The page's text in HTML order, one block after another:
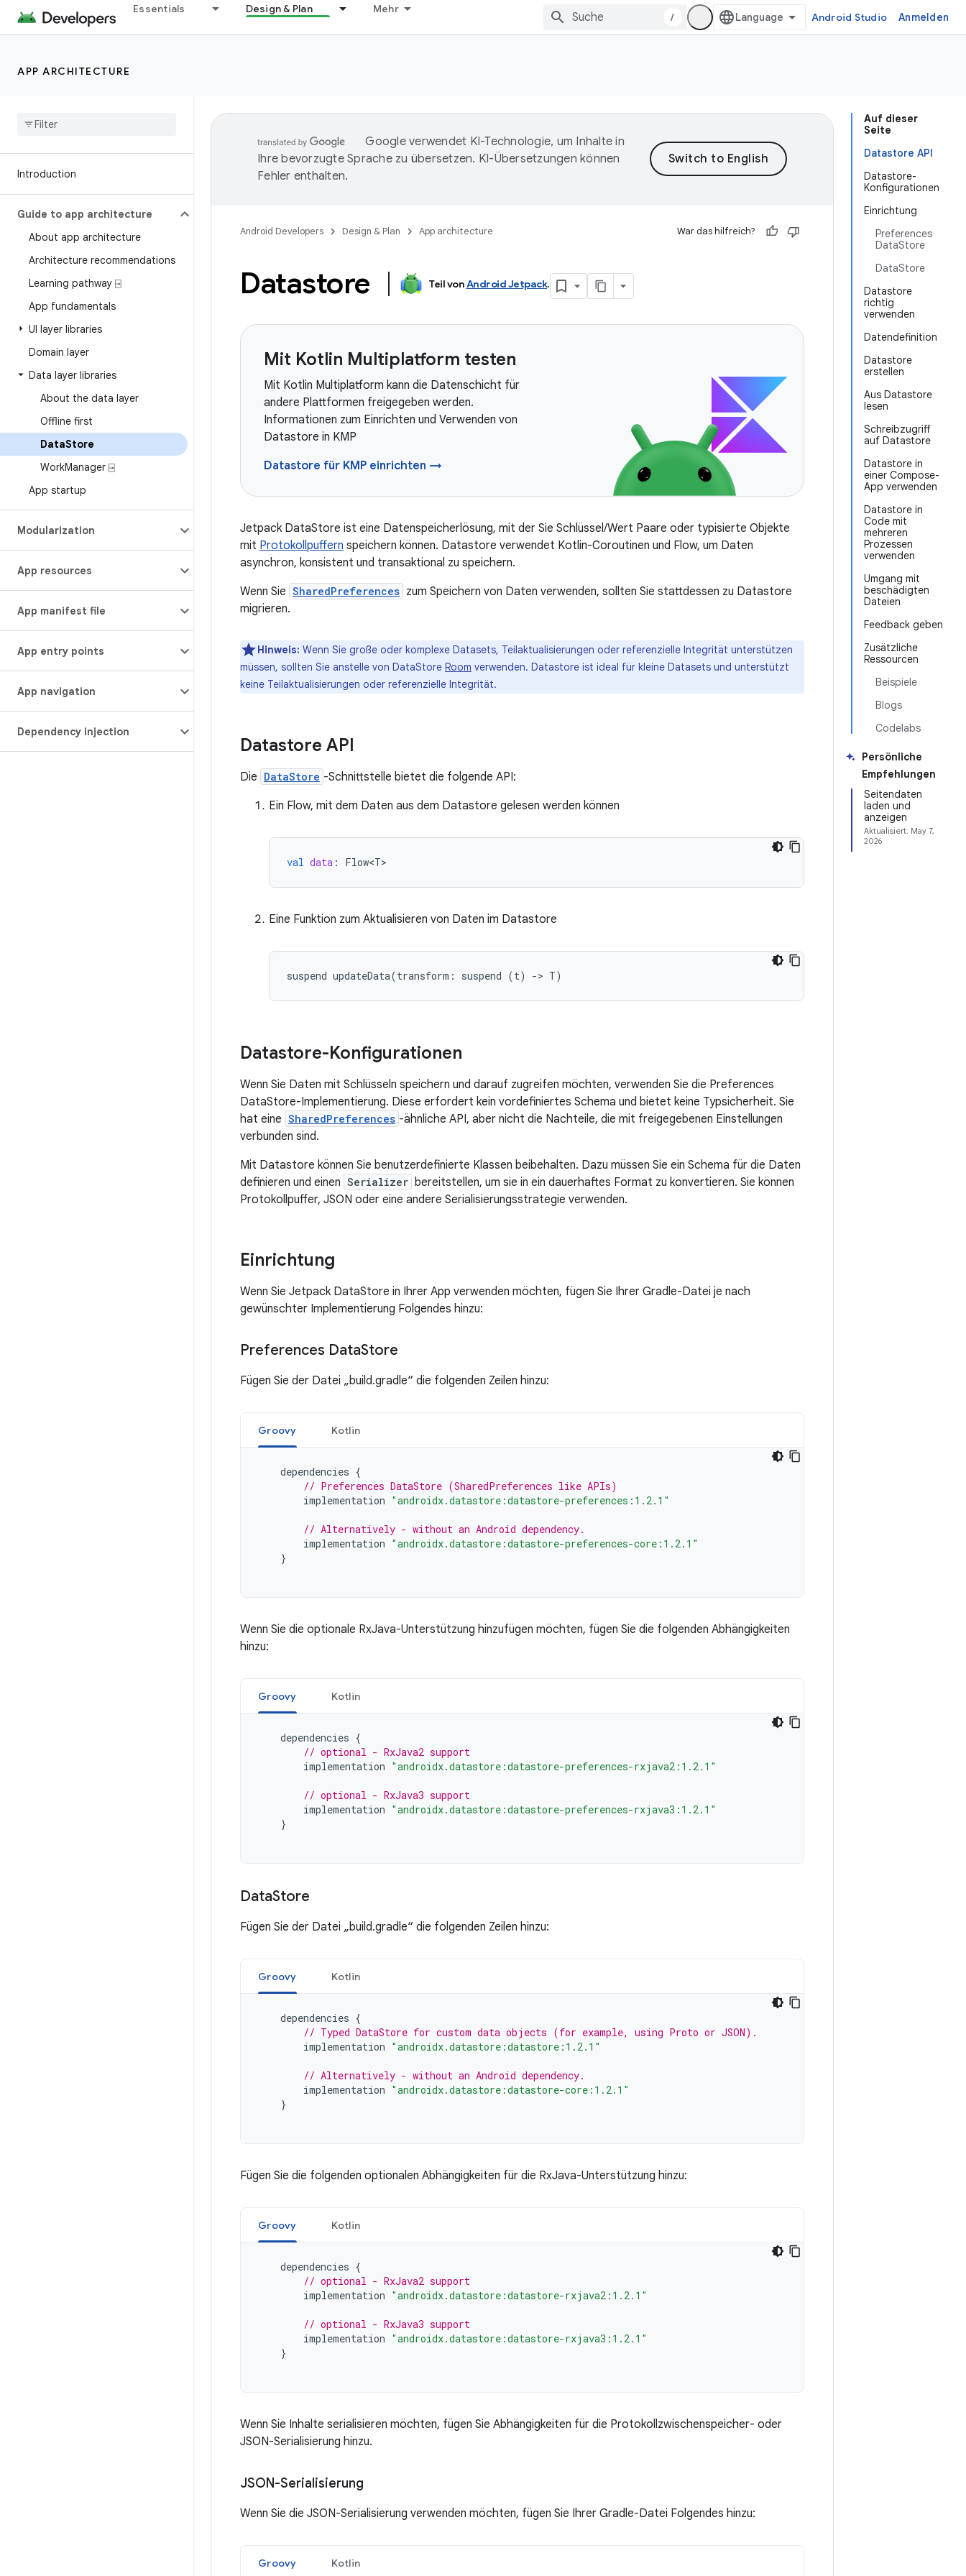
Essentials Design & Plan Mehr
/ Android Studio Anmelden
APP ARCHITECTURE
Introduction
Guide to app architecture
About app architecture
Architecture recommendations
Learning pathway ⍈
App fundamentals
UI layer libraries
Domain layer
Data layer libraries
About the data layer
Offline first
DataStore
WorkManager ⍈
App startup
Modularization
App resources
App manifest file
App entry points
App navigation
Dependency injection
Auf dieser
Seite
Datastore API
Datastore-
Konfigurationen
Einrichtung
Preferences
DataStore
DataStore
Datastore
richtig
verwenden
Datendefinition
Datastore
erstellen
Aus Datastore
lesen
Schreibzugriff
auf Datastore
Datastore in
einer Compose-
App verwenden
Datastore in
Code mit
mehreren
Prozessen
verwenden
Umgang mit
beschädigten
Dateien
Feedback geben
Zusätzliche
Ressourcen
Beispiele
Blogs
Codelabs
Persönliche
Empfehlungen
Seitendaten
laden und
anzeigen
Aktualisiert: May 7,
2026
Google verwendet KI-Technologie, um Inhalte in
Ihre bevorzugte Sprache zu übersetzen. KI-Übersetzungen können
Fehler enthalten.
Android Developers Design & Plan App architecture War das hilfreich?
Datastore Teil vonAndroid Jetpack.
Mit Kotlin Multiplatform testen
Mit Kotlin Multiplatform kann die Datenschicht für
andere Plattformen freigegeben werden.
Informationen zum Einrichten und Verwenden von
Datastore in KMP
Datastore für KMP einrichten →
Jetpack DataStore ist eine Datenspeicherlösung, mit der Sie Schlüssel/Wert Paare oder typisierte Objekte
mit Protokollpuffern speichern können. Datastore verwendet Kotlin-Coroutinen und Flow, um Daten
asynchron, konsistent und transaktional zu speichern.
Wenn Sie SharedPreferences zum Speichern von Daten verwenden, sollten Sie stattdessen zu Datastore
migrieren.
Hinweis: Wenn Sie große oder komplexe Datasets, Teilaktualisierungen oder referenzielle Integrität unterstützen
müssen, sollten Sie anstelle von DataStore Room verwenden. Datastore ist ideal für kleine Datasets und unterstützt
keine Teilaktualisierungen oder referenzielle Integrität.
Datastore API
Die DataStore -Schnittstelle bietet die folgende API:
Ein Flow, mit dem Daten aus dem Datastore gelesen werden können
val data : Flow<T>
Eine Funktion zum Aktualisieren von Daten im Datastore
suspend updateData(transform : suspend (t) -> T)
Datastore-Konfigurationen
Wenn Sie Daten mit Schlüsseln speichern und darauf zugreifen möchten, verwenden Sie die Preferences
DataStore-Implementierung. Diese erfordert kein vordefiniertes Schema und bietet keine Typsicherheit. Sie
hat eine SharedPreferences -ähnliche API, aber nicht die Nachteile, die mit freigegebenen Einstellungen
verbunden sind.
Mit Datastore können Sie benutzerdefinierte Klassen beibehalten. Dazu müssen Sie ein Schema für die Daten
definieren und einen Serializer bereitstellen, um sie in ein dauerhaftes Format zu konvertieren. Sie können
Protokollpuffer, JSON oder eine andere Serialisierungsstrategie verwenden.
Einrichtung
Wenn Sie Jetpack DataStore in Ihrer App verwenden möchten, fügen Sie Ihrer Gradle-Datei je nach
gewünschter Implementierung Folgendes hinzu:
Preferences DataStore
Fügen Sie der Datei „build.gradle“ die folgenden Zeilen hinzu:
Groovy Kotlin
dependencies {
// Preferences DataStore (SharedPreferences like APIs)
implementation "androidx.datastore:datastore-preferences:1.2.1"
// Alternatively - without an Android dependency.
implementation "androidx.datastore:datastore-preferences-core:1.2.1"
}
Wenn Sie die optionale RxJava-Unterstützung hinzufügen möchten, fügen Sie die folgenden Abhängigkeiten
hinzu:
Groovy Kotlin
dependencies {
// optional - RxJava2 support
implementation "androidx.datastore:datastore-preferences-rxjava2:1.2.1"
// optional - RxJava3 support
implementation "androidx.datastore:datastore-preferences-rxjava3:1.2.1"
}
DataStore
Fügen Sie der Datei „build.gradle“ die folgenden Zeilen hinzu:
Groovy Kotlin
dependencies {
// Typed DataStore for custom data objects (for example, using Proto or JSON).
implementation "androidx.datastore:datastore:1.2.1"
// Alternatively - without an Android dependency.
implementation "androidx.datastore:datastore-core:1.2.1"
}
Fügen Sie die folgenden optionalen Abhängigkeiten für die RxJava-Unterstützung hinzu:
Groovy Kotlin
dependencies {
// optional - RxJava2 support
implementation "androidx.datastore:datastore-rxjava2:1.2.1"
// optional - RxJava3 support
implementation "androidx.datastore:datastore-rxjava3:1.2.1"
}
Wenn Sie Inhalte serialisieren möchten, fügen Sie Abhängigkeiten für die Protokollzwischenspeicher- oder
JSON-Serialisierung hinzu.
JSON-Serialisierung
Wenn Sie die JSON-Serialisierung verwenden möchten, fügen Sie Ihrer Gradle-Datei Folgendes hinzu:
Groovy Kotlin